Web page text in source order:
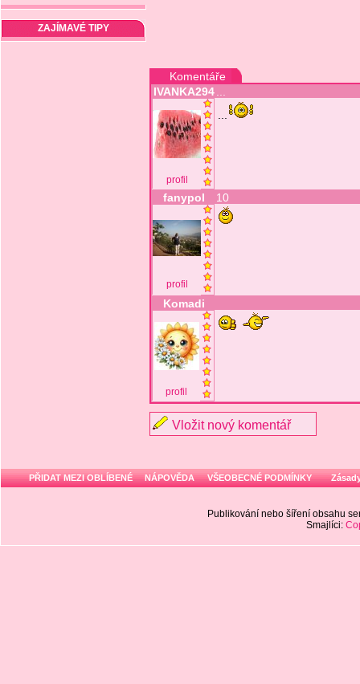
ZAJÍMAVÉ TIPY
Komentáře
IVANKA294
profil
fanypol 10
profil
Komadi
profil
Vložit nový komentář
PŘIDAT MEZI OBLÍBENÉ NÁPOVĚDA VŠEOBECNÉ PODMÍNKY
Publikování nebo šíření obsahu
Smajlíci: